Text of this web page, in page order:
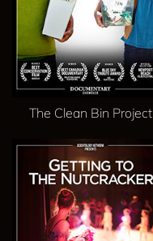
The Clean Bin Project